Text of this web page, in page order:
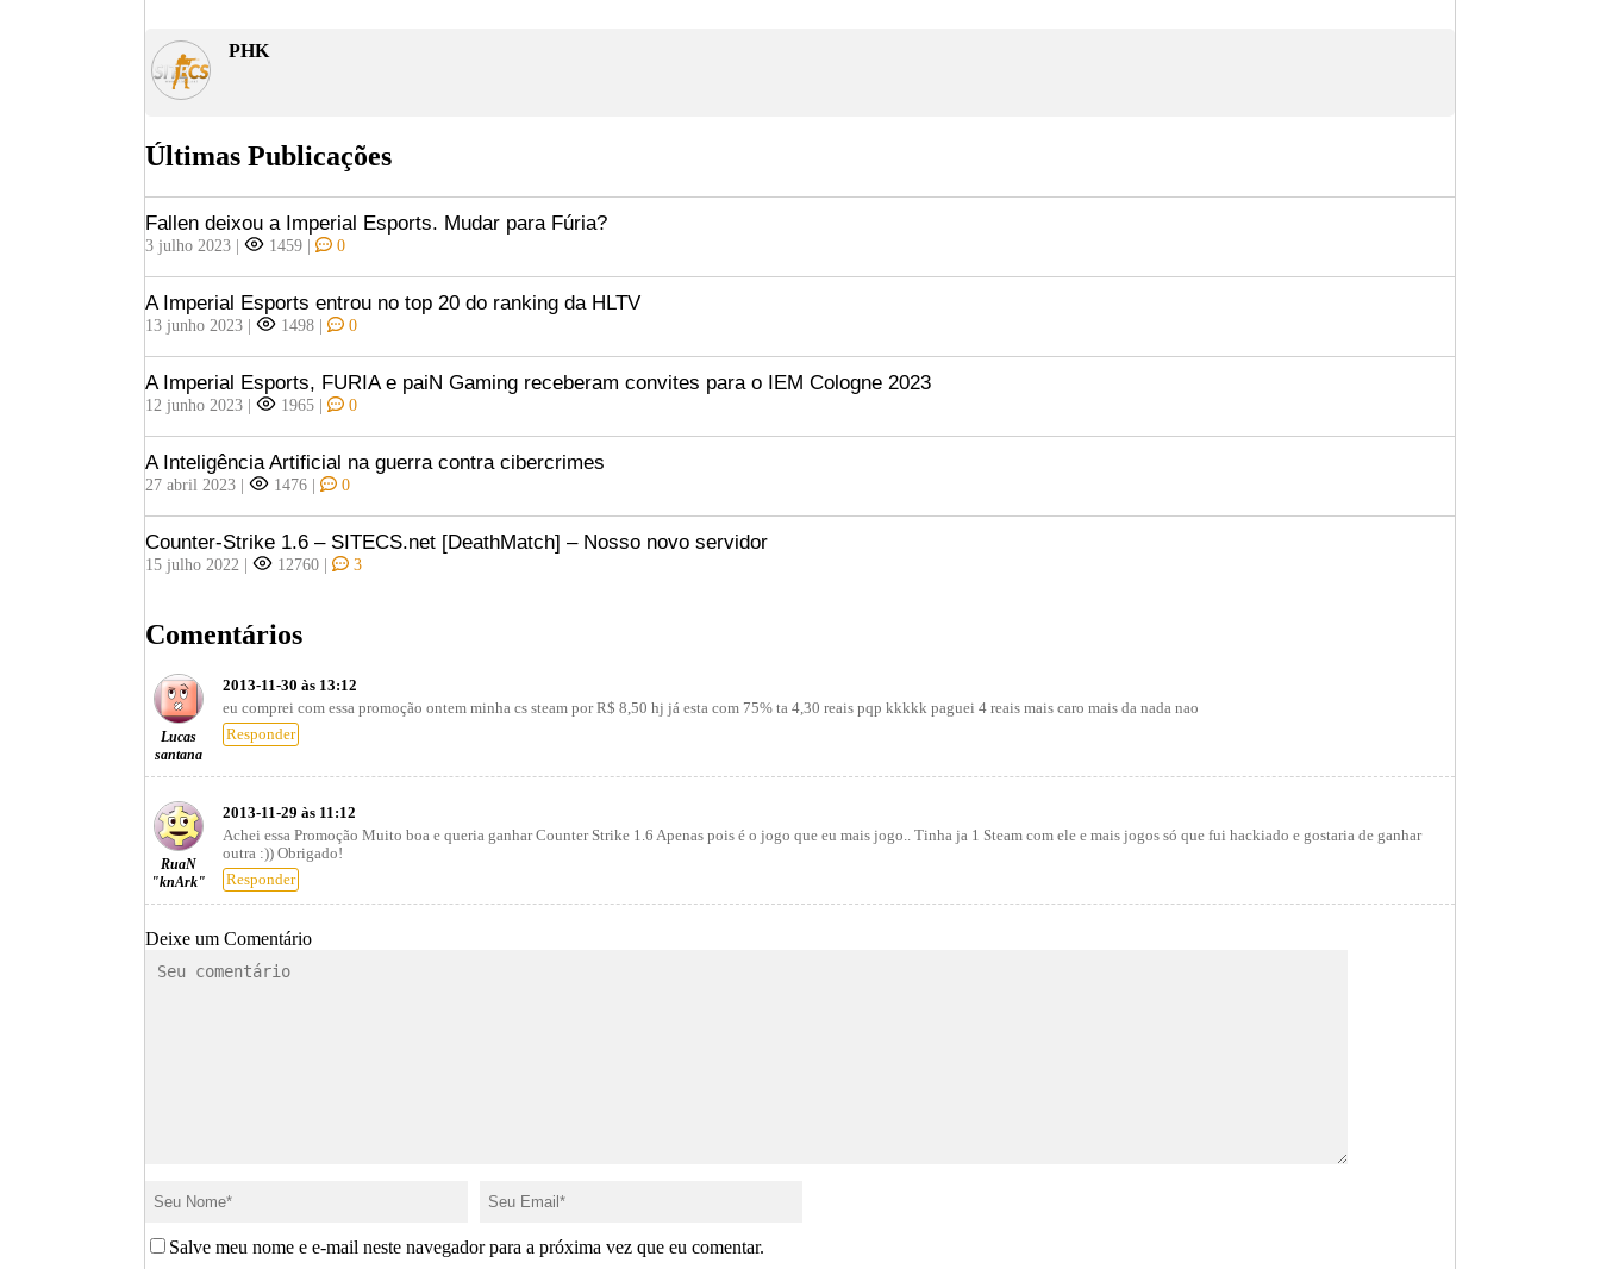
PHK
Últimas Publicações
Fallen deixou a Imperial Esports. Mudar para Fúria?
3 julho 2023 | 1459 | 0
A Imperial Esports entrou no top 20 do ranking da HLTV
13 junho 2023 | 1498 | 0
A Imperial Esports, FURIA e paiN Gaming receberam convites para o IEM Cologne 2023
12 junho 2023 | 1965 | 0
A Inteligência Artificial na guerra contra cibercrimes
27 abril 2023 | 1476 | 0
Counter-Strike 1.6 – SITECS.net [DeathMatch] – Nosso novo servidor
15 julho 2022 | 12760 | 3
Comentários
Lucas
santana
2013-11-30 às 13:12
eu comprei com essa promoção ontem minha cs steam por R$ 8,50 hj já esta com 75% ta 4,30 reais pqp kkkkk paguei 4 reais mais caro mais da nada nao
Responder
RuaN
"knArk"
2013-11-29 às 11:12
Achei essa Promoção Muito boa e queria ganhar Counter Strike 1.6 Apenas pois é o jogo que eu mais jogo.. Tinha ja 1 Steam com ele e mais jogos só que fui hackiado e gostaria de ganhar
outra :)) Obrigado!
Responder
Deixe um Comentário
Salve meu nome e e-mail neste navegador para a próxima vez que eu comentar.